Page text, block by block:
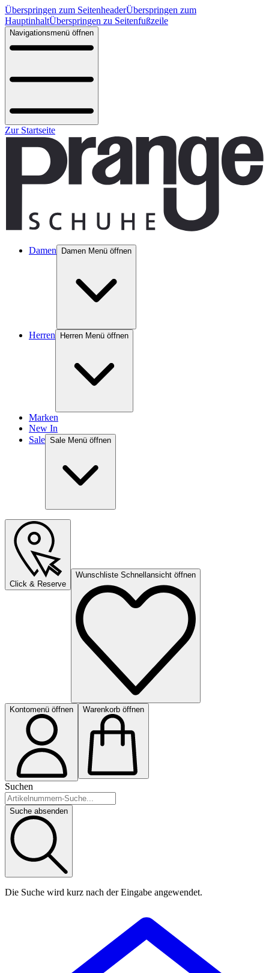
Überspringen zum SeitenheaderÜberspringen zum
HauptinhaltÜberspringen zu Seitenfußzeile
Navigationsmenü öffnen
Zur Startseite
Damen Damen Menü öffnen
Herren Herren Menü öffnen
Marken
New In
Sale Sale Menü öffnen
Click & Reserve
Wunschliste Schnellansicht öffnen
Kontomenü öffnen Warenkorb öffnen
Suchen
Suche absenden
Die Suche wird kurz nach der Eingabe angewendet.